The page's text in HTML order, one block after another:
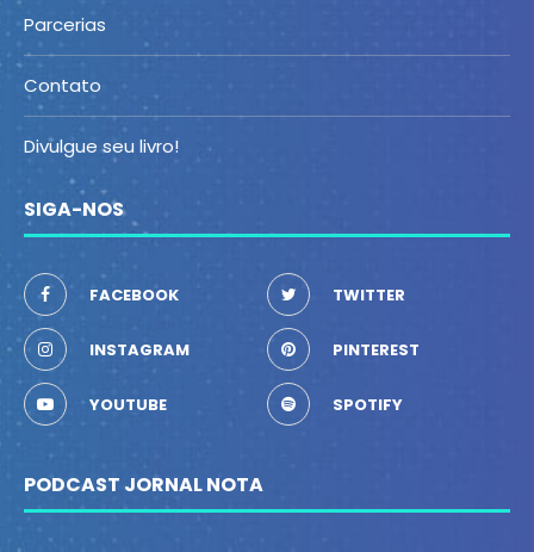
Parcerias
Contato
Divulgue seu livro!
SIGA-NOS
FACEBOOK TWITTER
INSTAGRAM PINTEREST
YOUTUBE SPOTIFY
PODCAST JORNAL NOTA